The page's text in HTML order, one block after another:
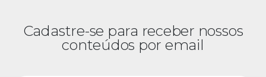
Cadastre-se para receber nossos
conteúdos por email